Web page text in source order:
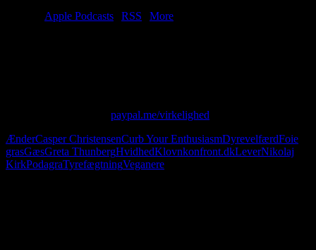
Apple Podcasts RSS
More
paypal.me/virkelighed
ÆnderCasper ChristensenCurb Your EnthusiasmDyrevelfærdFoie
grasGæsGreta ThunbergHvidhedKlovnkonfront.dkLeverNikolaj
KirkPodagraTyrefægtningVeganere